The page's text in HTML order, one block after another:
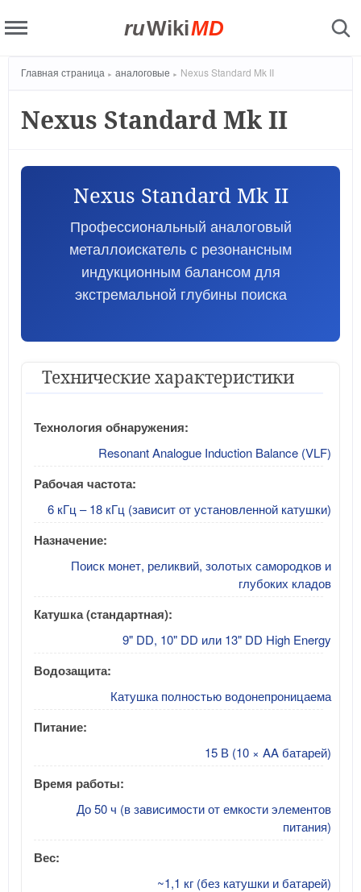
ruWikiMD
Главная страница аналоговые Nexus Standard Mk II
Nexus Standard Mk II
Nexus Standard Mk II
Профессиональный аналоговый
металлоискатель с резонансным
индукционным балансом для
экстремальной глубины поиска
Технические характеристики
Технология обнаружения:
Resonant Analogue Induction Balance (VLF)
Рабочая частота:
6 кГц – 18 кГц (зависит от установленной катушки)
Назначение:
Поиск монет, реликвий, золотых самородков и
глубоких кладов
Катушка (стандартная):
9" DD, 10" DD или 13" DD High Energy
Водозащита:
Катушка полностью водонепроницаема
Питание:
15 В (10 × AA батарей)
Время работы:
До 50 ч (в зависимости от емкости элементов
питания)
Вес:
~1,1 кг (без катушки и батарей)